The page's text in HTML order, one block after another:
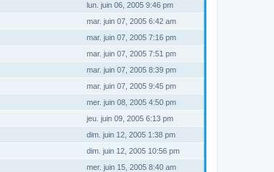
lun. juin 06, 2005 9:46 pm
mar. juin 07, 2005 6:42 am
mar. juin 07, 2005 7:16 pm
mar. juin 07, 2005 7:51 pm
mar. juin 07, 2005 8:39 pm
mar. juin 07, 2005 9:45 pm
mer. juin 08, 2005 4:50 pm
jeu. juin 09, 2005 6:13 pm
dim. juin 12, 2005 1:38 pm
dim. juin 12, 2005 10:56 pm
mer. juin 15, 2005 8:40 am